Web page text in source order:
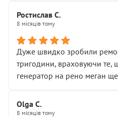
Хотілося б більше:
• належної уваги до авто
• прозорості в роботах і
• реальної діагностики, а
“подивились і поїхав”
На жаль, складається
Стосовно комунікації - все
звертатися до цього
Ростислав С.
8 місяців тому
Дуже швидко зробили
тригодини, враховуючи те,
генератор на рено меган ще
Olga С.
8 місяців тому